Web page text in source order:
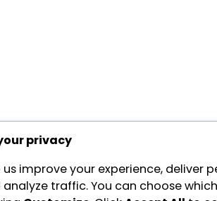
privacy
us improve your experience, deliver
traffic. You can choose